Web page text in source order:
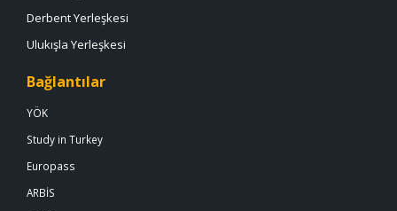
Derbent Yerleşkesi
Ulukışla Yerleşkesi
Bağlantılar
YÖK
Study in Turkey
Europass
ARBİS